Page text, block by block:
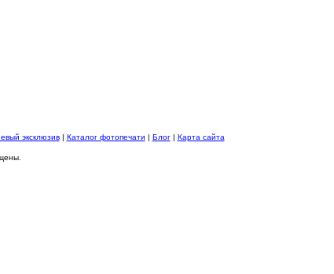
эксклюзив| Каталог фотопечати | Блог| Карта сайта